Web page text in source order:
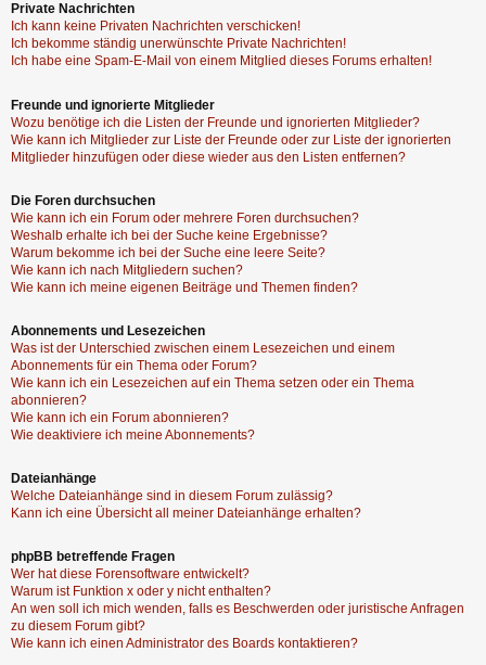
Private Nachrichten
Ich kann keine Privaten Nachrichten verschicken!
Ich bekomme ständig unerwünschte Private Nachrichten!
Ich habe eine Spam-E-Mail von einem Mitglied dieses Forums erhalten!
Freunde und ignorierte Mitglieder
Wozu benötige ich die Listen der Freunde und ignorierten Mitglieder?
Wie kann ich Mitglieder zur Liste der Freunde oder zur Liste der ignorierten
Mitglieder hinzufügen oder diese wieder aus den Listen entfernen?
Die Foren durchsuchen
Wie kann ich ein Forum oder mehrere Foren durchsuchen?
Weshalb erhalte ich bei der Suche keine Ergebnisse?
Warum bekomme ich bei der Suche eine leere Seite?
Wie kann ich nach Mitgliedern suchen?
Wie kann ich meine eigenen Beiträge und Themen finden?
Abonnements und Lesezeichen
Was ist der Unterschied zwischen einem Lesezeichen und einem
Abonnements für ein Thema oder Forum?
Wie kann ich ein Lesezeichen auf ein Thema setzen oder ein Thema
abonnieren?
Wie kann ich ein Forum abonnieren?
Wie deaktiviere ich meine Abonnements?
Dateianhänge
Welche Dateianhänge sind in diesem Forum zulässig?
Kann ich eine Übersicht all meiner Dateianhänge erhalten?
phpBB betreffende Fragen
Wer hat diese Forensoftware entwickelt?
Warum ist Funktion x oder y nicht enthalten?
An wen soll ich mich wenden, falls es Beschwerden oder juristische Anfragen
zu diesem Forum gibt?
Wie kann ich einen Administrator des Boards kontaktieren?